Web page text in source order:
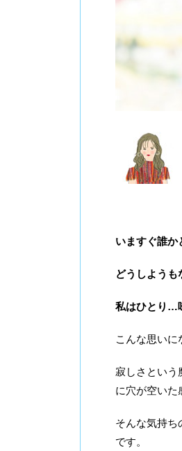
いますぐ誰か
どうしようも
私はひとり…
こんな思いに
寂しさという
に穴が空いた
そんな気持ち
です。